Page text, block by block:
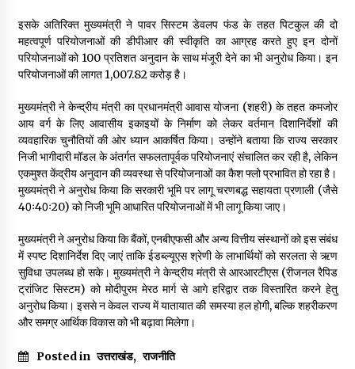
Thought Of The Day 10 May
May 10, 2022
May 9, 2022
इसके अतिरिक्त मुख्यमंत्री ने पावर सिस्टम डेवलप फंड के तहत पिटकुल की दो
महत्वपूर्ण परियोजनाओं की डीपीआर की स्वीकृति का आग्रह करते हुए इन दोनों
परियोजनाओं को 100 प्रतिशत अनुदान के साथ मंजूरी देने का भी अनुरोध किया। इन
परियोजनाओं की लागत ₹1,007.82 करोड़ है।
मुख्यमंत्री ने केन्द्रीय मंत्री का प्रधानमंत्री आवास योजना (शहरी) के तहत कमजोर
आय वर्ग के लिए आवासीय इकाइयों के निर्माण को लेकर वर्तमान दिशानिर्देशों की
व्यवहारिक चुनौतियों की ओर ध्यान आकर्षित किया। उन्होंने बताया कि राज्य सरकार
निजी भागीदारी मॉडल के अंतर्गत सफलतापूर्वक परियोजनाएं संचालित कर रही है, लेकिन
एकमुश्त केंद्रीय अनुदान की व्यवस्था से परियोजनाओं का कैश फ्लो प्रभावित हो रहा है।
मुख्यमंत्री ने अनुरोध किया कि सरकारी भूमि पर लागू चरणबद्ध सहायता प्रणाली (जैसे
40ः40ः20) को निजी भूमि आधारित परियोजनाओं में भी लागू किया जाए।
मुख्यमंत्री ने अनुरोध किया कि बैंकों, एनबीएफसी और अन्य वित्तीय संस्थानों को इस संबंध
में स्पष्ट दिशानिर्देश दिए जाएं ताकि ईडब्ल्यूएस श्रेणी के लाभार्थियों को सरलता से ऋण
सुविधा उपलब्ध हो सके। मुख्यमंत्री ने केन्द्रीय मंत्री से आरआरटीएस (रीजनल रैपिड
ट्रांजिट सिस्टम) को मोदीपुरम मेरठ मार्ग से आगे हरिद्वार तक विस्तारित करने हेतु
अनुरोध किया। इससे न केवल राज्य में यातायात की समस्या हल होगी, बल्कि शहरीकरण
और समग्र आर्थिक विकास को भी बढ़ावा मिलेगा।
Posted in उत्तराखंड, राजनीति